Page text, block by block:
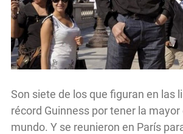
Son siete de los que figuran en las
récord Guinness por tener la mayor
mundo. Y se reunieron en París